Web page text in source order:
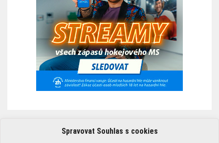
Spravovat Souhlas s cookies